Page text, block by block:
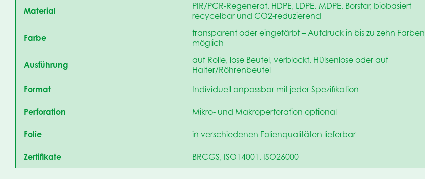
Material
PIR/PCR-Regenerat, HDPE, LDPE, MDPE, Borstar, biobasiert
recycelbar und CO2-reduzierend
Farbe
transparent oder eingefärbt – Aufdruck in bis zu zehn Farben
möglich
Ausführung
auf Rolle, lose Beutel, verblockt, Hülsenlose oder auf
Halter/Röhrenbeutel
Format
Individuell anpassbar mit jeder Spezifikation
Perforation Mikro- und Makroperforation optional
Folie in verschiedenen Folienqualitäten lieferbar
Zertifikate BRCGS, ISO14001, ISO26000